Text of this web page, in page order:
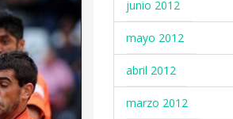
junio 2012
mayo 2012
abril 2012
marzo 2012